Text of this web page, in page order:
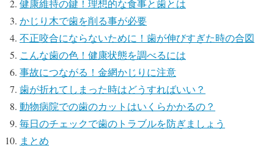
健康維持の鍵！理想的な食事と歯とは
かじり木で歯を削る事が必要
不正咬合にならないために！歯が伸びすぎた時の合図
こんな歯の色！健康状態を調べるには
事故につながる！金網かじりに注意
歯が折れてしまった時はどうすればいい？
動物病院での歯のカットはいくらかかるの？
毎日のチェックで歯のトラブルを防ぎましょう
まとめ